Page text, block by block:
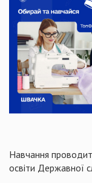
Навчання
освіти Державної